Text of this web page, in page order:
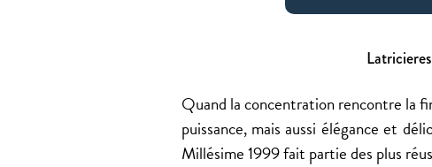
Quand la concentration rencontre la
puissance, mais aussi élégance et
Millésime 1999 fait partie des plus